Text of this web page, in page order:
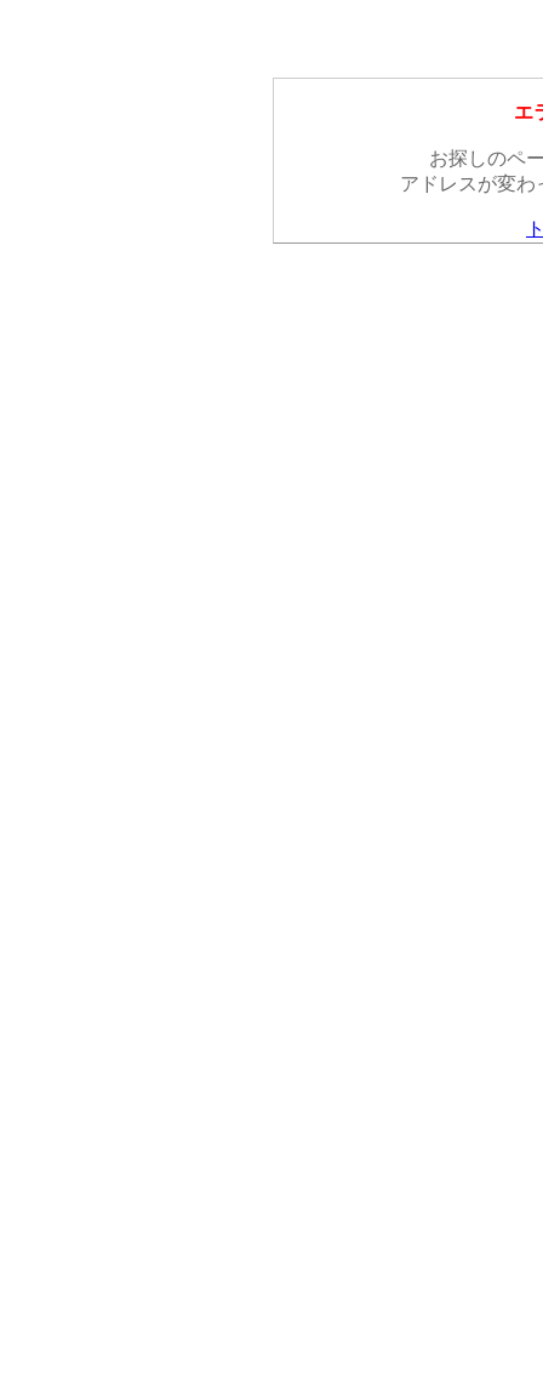
エ
お探しのペ
アドレスが変わ